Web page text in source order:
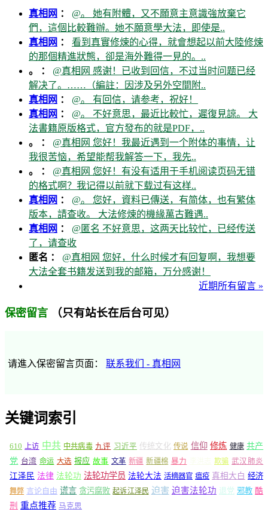
真相网 ： @。 她有附體，又不願意主意識強放棄它
們，這個比較難辦。她不願意學大法，即使是..
真相网 ： 看到真實修煉的心得，就會想起以前大陸修煉
的那個精進狀態，卻是海外難得一見的。..
。 ： @真相网 感谢！已收到回信，不过当时问题已经
解决了。……（編註：因涉及另外空間附..
真相网 ： @。 有回信，请参考，祝好！
真相网 ： @。 不好意思，最近比較忙，遲復見諒。 大
法書籍原版格式，官方發布的就是PDF，..
。 ： @真相网 您好！我最近遇到一个附体的事情，让
我很苦恼，希望能帮我解答一下，我先..
。 ： @真相网 您好！有没有适用于手机阅读页码无错
的格式啊？我记得以前就下载过有这样..
真相网 ： @。 您好，資料已傳送，有简体，也有繁体
版本，請查收。 大法修煉的機緣萬古難遇..
真相网 ： @匿名 不好意思，这两天比较忙，已经传送
了，请查收
匿名 ： @真相网 您好，什么时候才有回复啊，我想要
大法全套书籍发送到我的邮箱，万分感谢！
近期所有留言 »
保密留言 （只有站长在后台可见）
请進入保密留言页面： 联系我们 - 真相网
关键词索引
610 上访 中共 中共病毒 九评 习近平 传统文化 传说 信仰 修炼 健康 共产
党 台湾 命运 大选 报应 故事 文革 新疆 新疆棉 暴力 欺骗 武汉肺炎
江泽民 法律 法轮功 法轮功学员 法轮大法 活摘器官 瘟疫 真相大白 经济
舞弊 言论自由 谎言 贪污腐败 起诉江泽民 迫害 迫害法轮功 退党 邪教 酷
刑 重点推荐 马克思